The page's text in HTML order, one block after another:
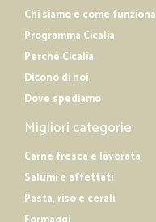
Chi siamo e come funziona
Programma Cicalia
Perché Cicalia
Dicono di noi
Dove spediamo
Migliori categorie
Carne fresca e lavorata
Salumi e affettati
Pasta, riso e cerali